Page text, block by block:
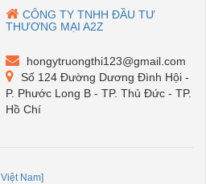
CÔNG TY TNHH ĐẦU TƯ
THƯƠNG MẠI A2Z
hongytruongthi123@gmail.com
Số 124 Đường Dương Đình Hội -
P. Phước Long B - TP. Thủ Đức - TP.
Hồ Chí
Việt Nam]